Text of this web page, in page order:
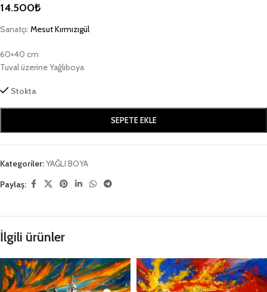
14.500₺
Sanatçı: Mesut Kırmızıgül
60×40 cm
Tuval üzerine Yağlıboya
Stokta
SEPETE EKLE
Kategoriler:YAĞLI BOYA
Paylaş:
İlgili ürünler